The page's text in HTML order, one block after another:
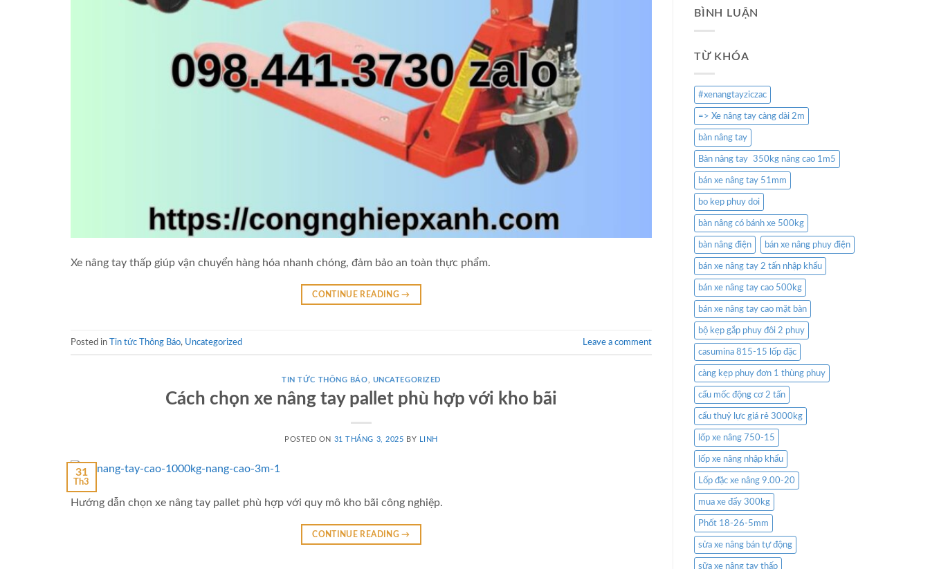
Xe nâng tay thấp giúp vận chuyển hàng hóa nhanh chóng, đảm bảo an toàn thực phẩm.
CONTINUE READING→
Posted in Tin tức Thông Báo, Uncategorized Leave a comment
TIN TỨC THÔNG BÁO, UNCATEGORIZED
Cách chọn xe nâng tay pallet phù hợp với kho bãi
POSTED ON 31 THÁNG 3, 2025 BY LINH
31
Th3
Hướng dẫn chọn xe nâng tay pallet phù hợp với quy mô kho bãi công nghiệp.
CONTINUE READING→
BÌNH LUẬN
TỪ KHÓA
#xenangtayziczac
=> Xe nâng tay càng dài 2m
bàn nâng tay
Bàn nâng tay 350kg nâng cao 1m5
bán xe nâng tay 51mm
bo kep phuy doi
bàn nâng có bánh xe 500kg
bàn nâng điện bán xe nâng phuy điện
bán xe nâng tay 2 tấn nhập khẩu
bán xe nâng tay cao 500kg
bán xe nâng tay cao mặt bàn
bộ kẹp gắp phuy đôi 2 phuy
casumina 815-15 lốp đặc
càng kẹp phuy đơn 1 thùng phuy
cẩu mốc động cơ 2 tấn
cẩu thuỷ lực giá rẻ 3000kg
lốp xe nâng 750-15
lốp xe nâng nhập khẩu
Lốp đặc xe nâng 9.00-20
mua xe đẩy 300kg
Phốt 18-26-5mm
sửa xe nâng bán tự động
sữa xe nâng tay thấp